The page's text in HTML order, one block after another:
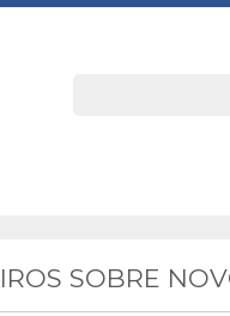
SOBRE